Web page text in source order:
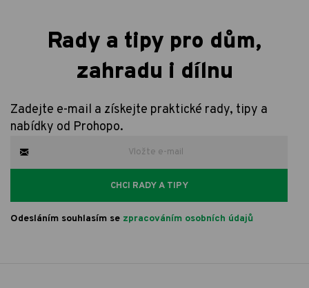
Rady a tipy pro dům,
zahradu i dílnu
Zadejte e-mail a získejte praktické rady, tipy a
nabídky od Prohopo.
CHCI RADY A TIPY
Odesláním souhlasím se zpracováním osobních údajů